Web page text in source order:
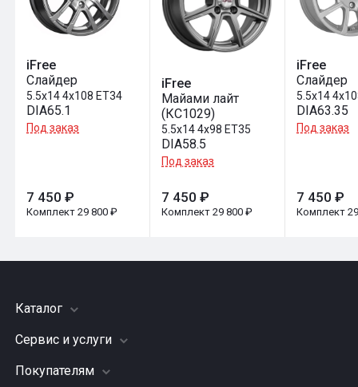
iFree
Слайдер
5.5x14 4x108 ET34
DIA65.1
Под заказ
7 450 ₽
Комплект 29 800 ₽
iFree
Майами лайт
(КС1029)
5.5x14 4x98 ET35
DIA58.5
Под заказ
7 450 ₽
Комплект 29 800 ₽
iFree
Слайдер
5.5x14
DIA63.35
Под заказ
7 450 ₽
Комплект
Каталог
Шины
Грузовые шины
Сервис и услуги
Заправка кондиционера
Покупателям